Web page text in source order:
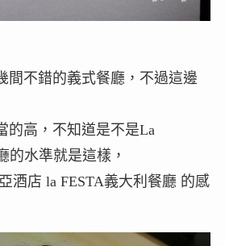
間不錯的義式餐廳，不過這邊
的高，不知道是不是La
的水準就是這樣，
酒店 la FESTA義大利餐廳 的感